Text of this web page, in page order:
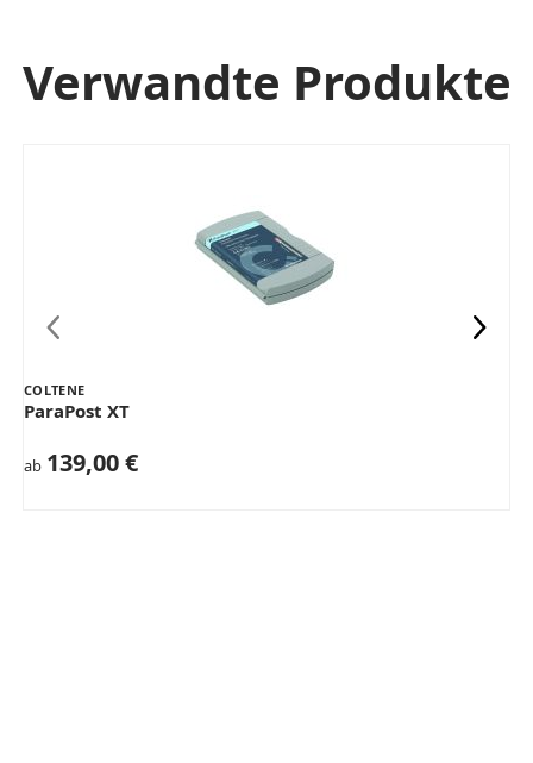
Verwandte Produkte
COLTENE
ParaPost XT
ab 139,00 €